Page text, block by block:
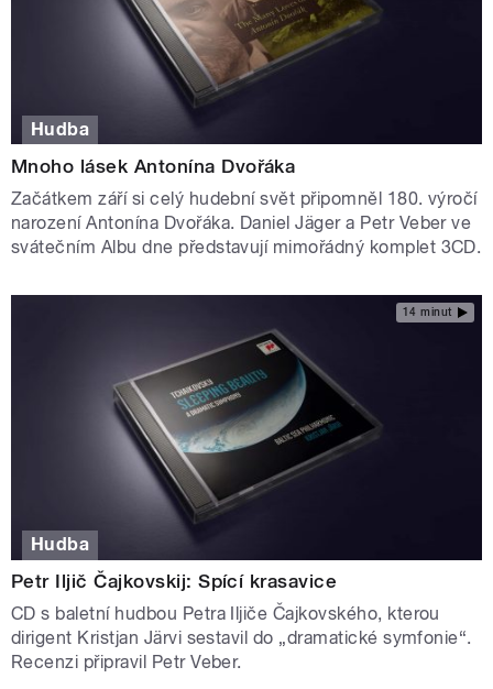
Hudba
Mnoho lásek Antonína Dvořáka
Začátkem září si celý hudební svět připomněl 180. výročí
narození Antonína Dvořáka. Daniel Jäger a Petr Veber ve
svátečním Albu dne představují mimořádný komplet 3CD.
14 minut
Hudba
Petr Iljič Čajkovskij: Spící krasavice
CD s baletní hudbou Petra Iljiče Čajkovského, kterou
dirigent Kristjan Järvi sestavil do „dramatické symfonie“.
Recenzi připravil Petr Veber.